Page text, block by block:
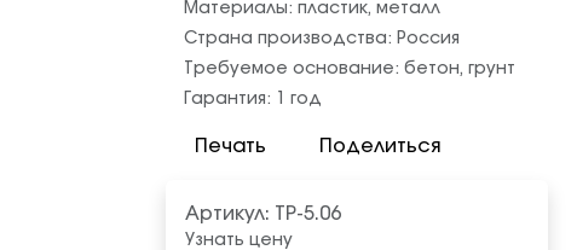
Материалы: пластик, металл
Страна производства: Россия
Требуемое основание: бетон, грунт
Гарантия:
1 год
Печать Поделиться
Артикул: ТР-5.06
Узнать цену